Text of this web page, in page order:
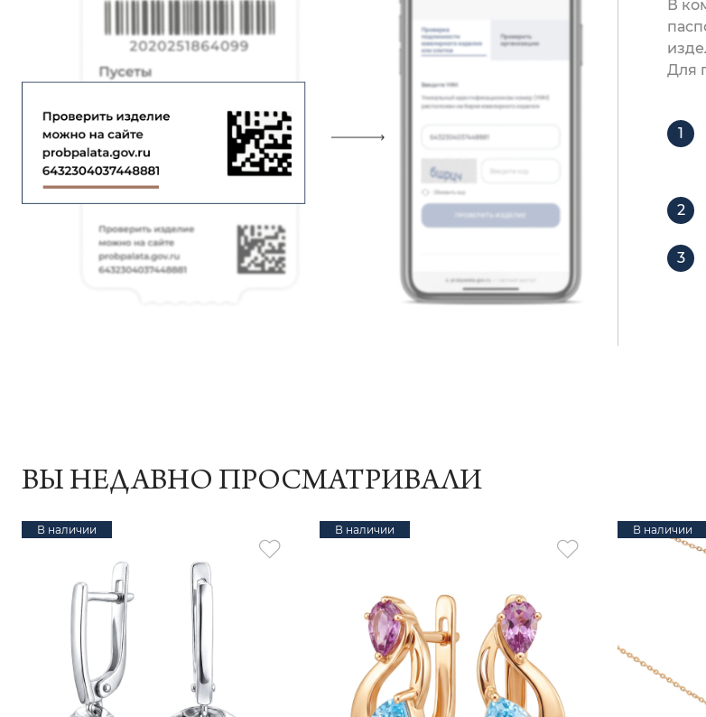
В
Для
ВЫ НЕДАВНО ПРОСМАТРИВАЛИ
В наличии В наличии В наличии